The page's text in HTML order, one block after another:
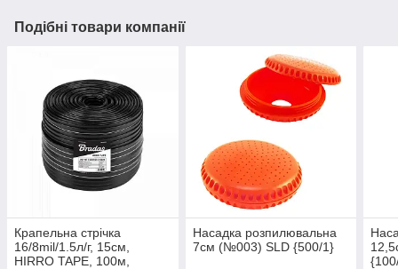
Подібні товари компанії
Крапельна стрічка
16/8mil/1.5л/г, 15см,
HIRRO TAPE, 100м,
Насадка розпилювальна
7см (№003) SLD {500/1}